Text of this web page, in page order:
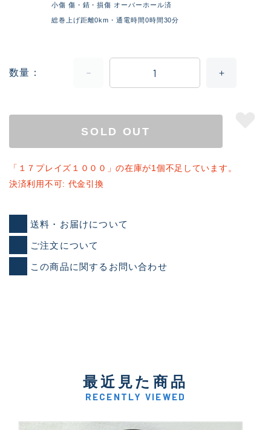
小傷 傷・錆・損傷 オーバーホール済
総巻上げ距離0km・通電時間0時間30分
数量
SOLD OUT
「１７プレイズ１０００」の在庫が1個不足しています。
決済利用不可: 代金引換
送料・お届けについて
ご注文について
この商品に関するお問い合わせ
最近見た商品
RECENTLY VIEWED